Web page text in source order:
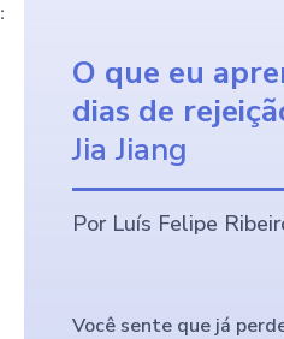
:
O que eu
dias de
Jia Jiang
Por Luís Felipe
Você sente que já